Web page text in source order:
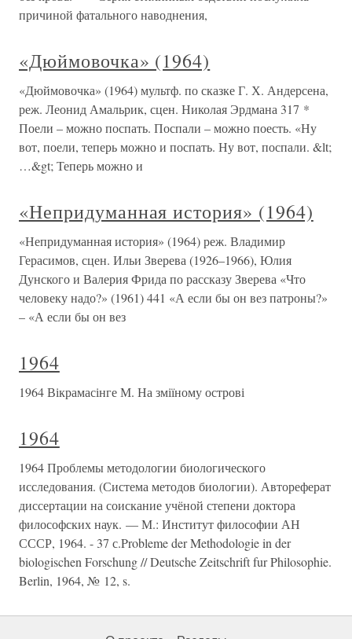
причиной фатального наводнения,
«Дюймовочка» (1964)
«Дюймовочка» (1964) мультф. по сказке Г. Х. Андерсена,
реж. Леонид Амальрик, сцен. Николая Эрдмана 317 *
Поели – можно поспать. Поспали – можно поесть. «Ну
вот, поели, теперь можно и поспать. Ну вот, поспали. &lt;
…&gt; Теперь можно и
«Непридуманная история» (1964)
«Непридуманная история» (1964) реж. Владимир
Герасимов, сцен. Ильи Зверева (1926–1966), Юлия
Дунского и Валерия Фрида по рассказу Зверева «Что
человеку надо?» (1961) 441 «А если бы он вез патроны?»
– «А если бы он вез
1964
1964 Вікрамасінге М. На зміїному острові
1964
1964 Проблемы методологии биологического
исследования. (Система методов биологии). Автореферат
диссертации на соискание учёной степени доктора
философских наук. — М.: Институт философии АН
СССР, 1964. - 37 с.Probleme der Methodologie in der
biologischen Forschung // Deutsche Zeitschrift fur Philosophie.
Berlin, 1964, № 12, s.